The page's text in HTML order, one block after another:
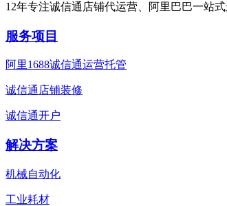
12年专注诚信通店铺代运营、阿里巴巴一站
服务项目
阿里1688诚信通运营托管
诚信通店铺装修
诚信通开户
解决方案
机械自动化
工业耗材